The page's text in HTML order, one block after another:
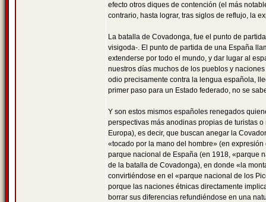
efecto otros diques de contención (el más
contrario, hasta lograr, tras siglos de reflujo, la
La batalla de Covadonga, fue el punto de
visigoda-. El punto de partida de una España
extenderse por todo el mundo, y dar lugar al
nuestros días muchos de los pueblos y
odio precisamente contra la lengua española,
primer paso para un Estado federado, no se
Y son estos mismos españoles renegados
perspectivas más anodinas propias de turistas
Europa), es decir, que buscan anegar la
«tocado por la mano del hombre» (en
parque nacional de España (en 1918, «parque
de la batalla de Covadonga), en donde «la
convirtiéndose en el «parque nacional de los
porque las naciones étnicas directamente
borrar sus diferencias refundiéndose en una